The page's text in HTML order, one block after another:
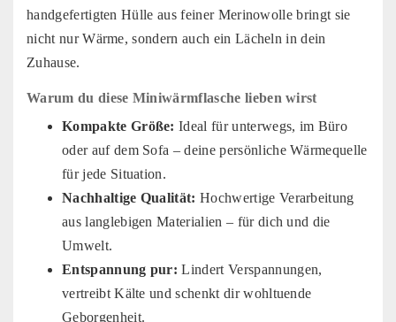
handgefertigten Hülle aus feiner Merinowolle bringt sie
nicht nur Wärme, sondern auch ein Lächeln in dein
Zuhause.
Warum du diese Miniwärmflasche lieben wirst
Kompakte Größe: Ideal für unterwegs, im Büro
oder auf dem Sofa – deine persönliche Wärmequelle
für jede Situation.
Nachhaltige Qualität: Hochwertige Verarbeitung
aus langlebigen Materialien – für dich und die
Umwelt.
Entspannung pur: Lindert Verspannungen,
vertreibt Kälte und schenkt dir wohltuende
Geborgenheit.